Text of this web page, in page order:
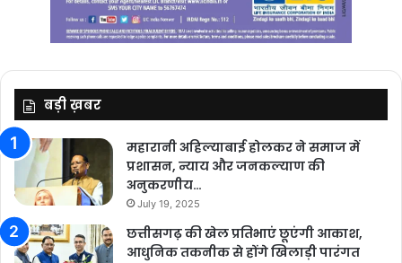
बड़ी ख़बर
महारानी अहिल्याबाई होलकर ने समाज में
प्रशासन, न्याय और जनकल्याण की
अनुकरणीय…
July 19, 2025
छत्तीसगढ़ की खेल प्रतिभाएं छूएंगी आकाश,
आधुनिक तकनीक से होंगे खिलाड़ी पारंगत